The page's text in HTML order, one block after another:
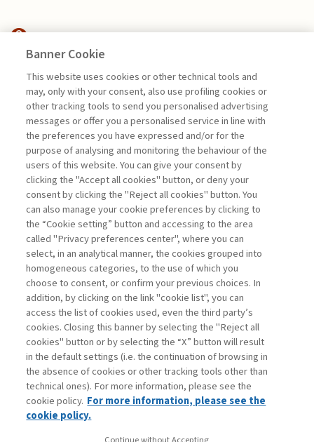
MANAGEMENT TIPS
COME NEGOZIARE (CON
SUCCESSO) NEL MONDO ...
di Leonardo Caporarello
La consultazione dei libri è riservata esclusivamente
agli abbonati Premium
Legenda: Accedi Per registrati Per abbonati
Contatti
Abbonamenti
Archivio rubriche
Privacy
Banner Cookie
This website uses cookies or other technical tools and
may, only with your consent, also use profiling cookies or
other tracking tools to send you personalised advertising
messages or offer you a personalised service in line with
the preferences you have expressed and/or for the
purpose of analysing and monitoring the behaviour of the
users of this website. You can give your consent by
clicking the "Accept all cookies" button, or deny your
consent by clicking the "Reject all cookies" button. You
can also manage your cookie preferences by clicking to
the “Cookie setting” button and accessing to the area
called "Privacy preferences center", where you can
select, in an analytical manner, the cookies grouped into
homogeneous categories, to the use of which you
choose to consent, or confirm your previous choices. In
addition, by clicking on the link "cookie list", you can
access the list of cookies used, even the third party’s
cookies. Closing this banner by selecting the "Reject all
cookies" button or by selecting the “X” button will result
in the default settings (i.e. the continuation of browsing in
the absence of cookies or other tracking tools other than
technical ones). For more information, please see the
cookie policy. For more information, please see the
cookie policy.